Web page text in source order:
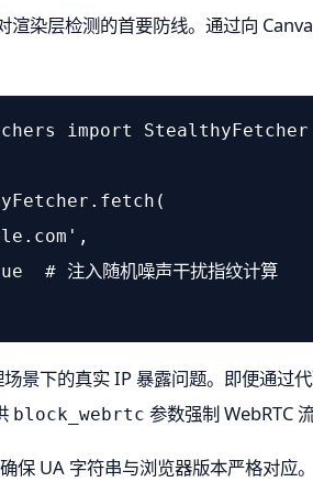
渲染层检测的首要防线。通过向
import StealthyFetcher
,
# 注入随机噪声干扰指纹计算
景下的真实 IP 暴露问题。即便通过
block_webrtc 参数强制 WebRTC
保 UA 字符串与浏览器版本严格对应